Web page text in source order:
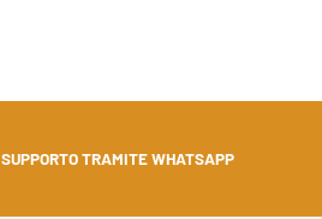
SUPPORTO TRAMITE WHATSAPP